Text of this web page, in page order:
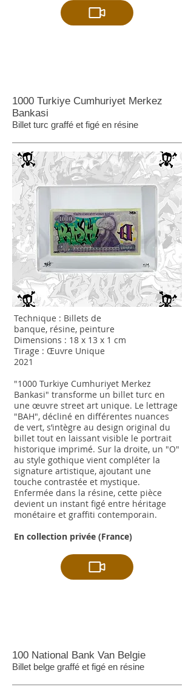
1000 Turkiye Cumhuriyet Merkez
Bankasi
Billet turc graffé et figé en résine
Technique : Billets de
banque, résine, peinture
Dimensions : 18 x 13 x 1 cm
Tirage : Œuvre Unique
2021
"1000 Turkiye Cumhuriyet Merkez
Bankasi" transforme un billet turc en
une œuvre street art unique. Le lettrage
"BAH", décliné en différentes nuances
de vert, s’intègre au design original du
billet tout en laissant visible le portrait
historique imprimé. Sur la droite, un "O"
au style gothique vient compléter la
signature artistique, ajoutant une
touche contrastée et mystique.
Enfermée dans la résine, cette pièce
devient un instant figé entre héritage
monétaire et graffiti contemporain.
En collection privée (France)
100 National Bank Van Belgie
Billet belge graffé et figé en résine